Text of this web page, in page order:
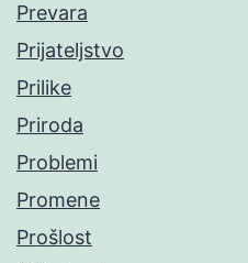
Prevara
Prijateljstvo
Prilike
Priroda
Problemi
Promene
Prošlost